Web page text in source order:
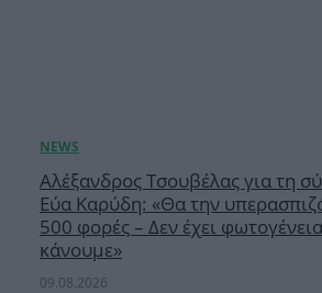
Αλέξανδρος Τσουβέλας για τη
Εύα Καρύδη: «Θα την
500 φορές – Δεν έχει
κάνουμε»
09.08.2026